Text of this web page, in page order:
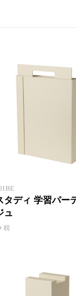
収納できるタブレット
タディ 学習パー
ュ
税